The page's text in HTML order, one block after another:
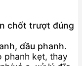
chốt trượt đúng
dầu phanh.
phanh kẹt, thay